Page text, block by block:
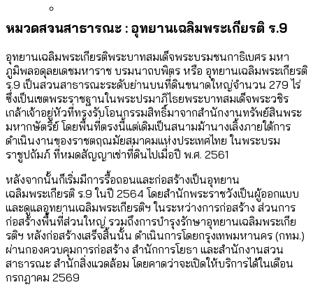
ลักษณ์แบบไหนสู่สายตาโลก
กรุงเทพฯ ผ่าน Bangkok Index 2025
Bangkok Index 2025 : อันดับความน่าอยู่
ของ 50 เขตในกรุงเทพฯ
สวนสาธารณะและพื้นที่สีเขียวใน กทม.
[ข้อมูลดิบ]
หมวดสวนสาธารณะ : อุทยานเฉลิมพระเกียรติ ร.9
อุทยานเฉลิมพระเกียรติพระบาทสมเด็จพระบรมชนกาธิเบศร มหา
ภูมิพลอดุลยเดชมหาราช บรมนาถบพิตร หรือ อุทยานเฉลิมพระเกียรติ
ร.9 เป็นสวนสาธารณะระดับย่านบนที่ดินขนาดใหญ่จำนวน 279 ไร่
ซึ่งเป็นเขตพระราชฐานในพระปรมาภิไธยพระบาทสมเด็จพระวชิร
เกล้าเจ้าอยู่หัวที่ทรงรับโอนกรรมสิทธิ์มาจากสำนักงานทรัพย์สินพระ
มหากษัตริย์ โดยพื้นที่ตรงนี้แต่เดิมเป็นสนามม้านางเลิ้งภายใต้การ
ดำเนินงานของราชตฤณมัยสมาคมแห่งประเทศไทย ในพระบรม
ราชูปถัมภ์ ที่หมดสัญญาเช่าที่ดินไปเมื่อปี พ.ศ. 2561
หลังจากนั้นก็เริ่มมีการรื้อถอนและก่อสร้างเป็นอุทยาน
เฉลิมพระเกียรติ ร.9 ในปี 2564 โดยสำนักพระราชวังเป็นผู้ออกแบบ
และดูแลอุทยานเฉลิมพระเกียรติฯ ในระหว่างการก่อสร้าง ส่วนการ
ก่อสร้างพื้นที่ส่วนใหญ่ รวมถึงการบำรุงรักษาอุทยานเฉลิมพระเกีย
รติฯ หลังก่อสร้างเสร็จสิ้นนั้น ดำเนินการโดยกรุงเทพมหานคร (กทม.)
ผ่านกองควบคุมการก่อสร้าง สำนักการโยธา และสำนักงานสวน
สาธารณะ สำนักสิ่งแวดล้อม โดยคาดว่าจะเปิดให้บริการได้ในเดือน
กรกฎาคม 2569